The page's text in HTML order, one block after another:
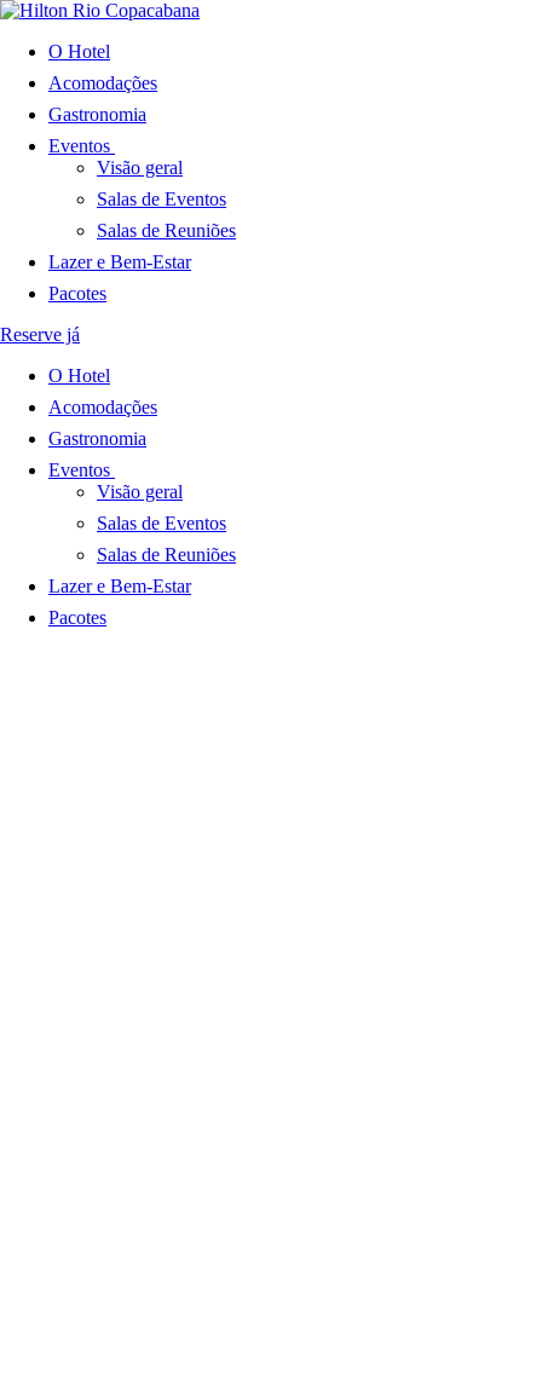
O Hotel
Acomodações
Gastronomia
Eventos
Visão geral
Salas de Eventos
Salas de Reuniões
Lazer e Bem-Estar
Pacotes
Reserve já
O Hotel
Acomodações
Gastronomia
Eventos
Visão geral
Salas de Eventos
Salas de Reuniões
Lazer e Bem-Estar
Pacotes